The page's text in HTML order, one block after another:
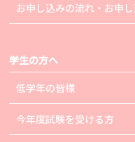
お申し込みの流れ・お申
学生の方へ
低学年の皆様
今年度試験を受ける方